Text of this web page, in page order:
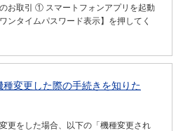
お取引 ① スマートフォンアプリを起動
ンタイムパスワード表示】を押してく
種変更した際の手続きを知りた
更をした場合、以下の「機種変更され